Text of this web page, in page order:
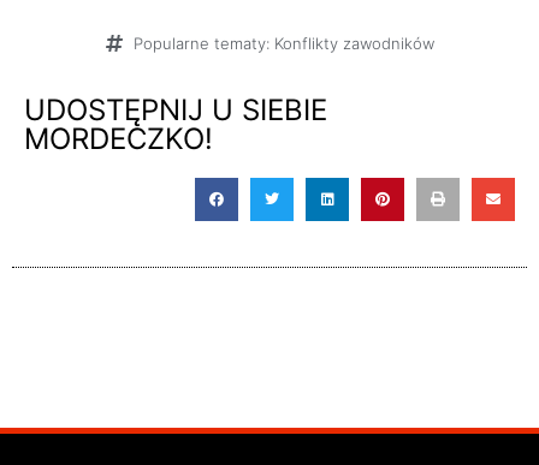
Popularne tematy: Konflikty zawodników
UDOSTĘPNIJ U SIEBIE
MORDECZKO!